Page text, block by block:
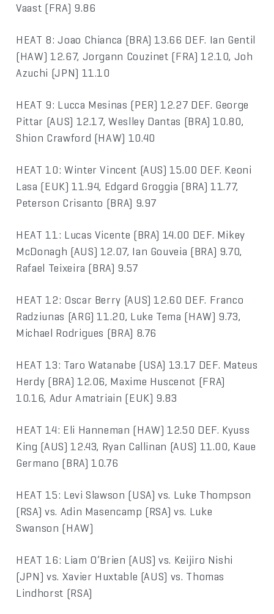
Vaast (FRA) 9.86
HEAT 8: Joao Chianca (BRA) 13.66 DEF. Ian Gentil
(HAW) 12.67, Jorgann Couzinet (FRA) 12.10, Joh
Azuchi (JPN) 11.10
HEAT 9: Lucca Mesinas (PER) 12.27 DEF. George
Pittar (AUS) 12.17, Weslley Dantas (BRA) 10.80,
Shion Crawford (HAW) 10.40
HEAT 10: Winter Vincent (AUS) 15.00 DEF. Keoni
Lasa (EUK) 11.94, Edgard Groggia (BRA) 11.77,
Peterson Crisanto (BRA) 9.97
HEAT 11: Lucas Vicente (BRA) 14.00 DEF. Mikey
McDonagh (AUS) 12.07, Ian Gouveia (BRA) 9.70,
Rafael Teixeira (BRA) 9.57
HEAT 12: Oscar Berry (AUS) 12.60 DEF. Franco
Radziunas (ARG) 11.20, Luke Tema (HAW) 9.73,
Michael Rodrigues (BRA) 8.76
HEAT 13: Taro Watanabe (USA) 13.17 DEF. Mateus
Herdy (BRA) 12.06, Maxime Huscenot (FRA)
10.16, Adur Amatriain (EUK) 9.83
HEAT 14: Eli Hanneman (HAW) 12.50 DEF. Kyuss
King (AUS) 12.43, Ryan Callinan (AUS) 11.00, Kaue
Germano (BRA) 10.76
HEAT 15: Levi Slawson (USA) vs. Luke Thompson
(RSA) vs. Adin Masencamp (RSA) vs. Luke
Swanson (HAW)
HEAT 16: Liam O’Brien (AUS) vs. Keijiro Nishi
(JPN) vs. Xavier Huxtable (AUS) vs. Thomas
Lindhorst (RSA)